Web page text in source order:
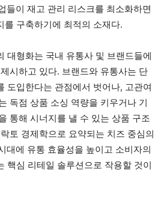
들이 재고 관리 리스크를 최소화하면
를 구축하기에 최적의 소재다.
대형화는 국내 유통사 및 브랜드들에
시하고 있다. 브랜드와 유통사는 단
도입한다는 관점에서 벗어나, 고관여
독점 상품 소싱 역량을 키우거나 기
통해 시너지를 낼 수 있는 상품 구조
토 경제학으로 요약되는 치즈 중심의
대에 유통 효율성을 높이고 소비자의
핵심 리테일 솔루션으로 작용할 것이